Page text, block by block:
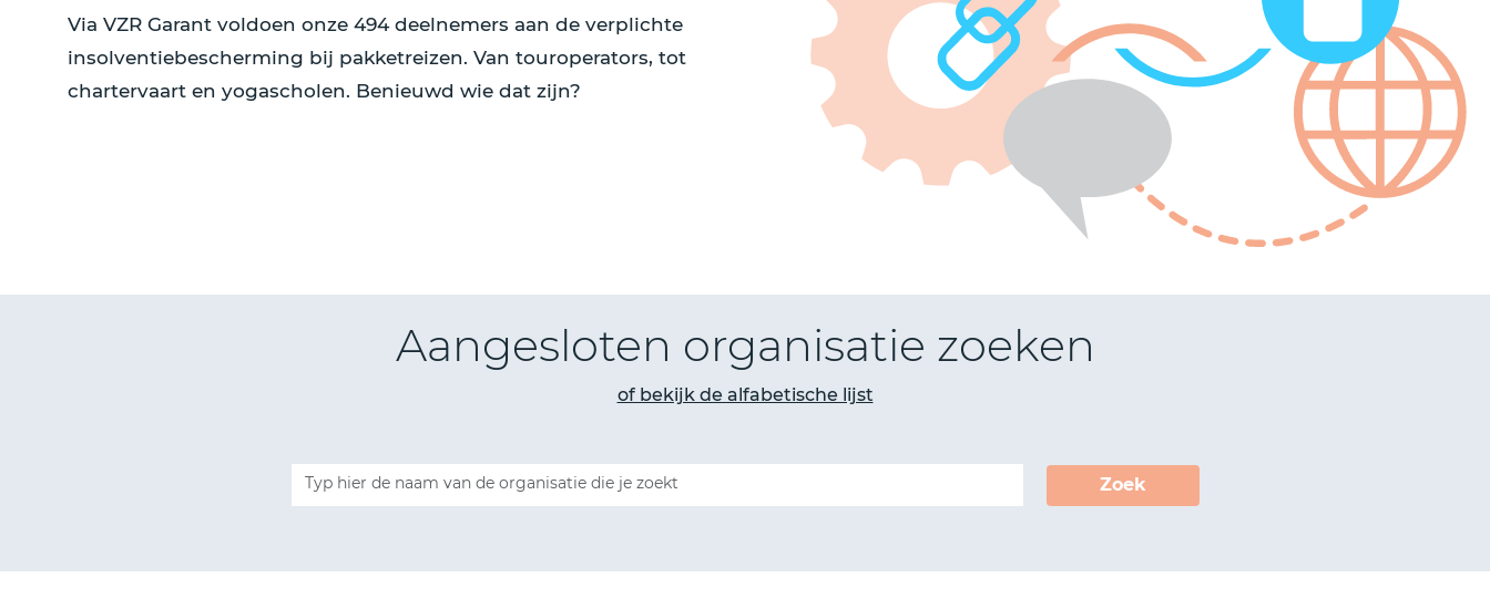
Via VZR Garant voldoen onze 494 deelnemers aan de verplichte
insolventiebescherming bij pakketreizen. Van touroperators, tot
chartervaart en yogascholen. Benieuwd wie dat zijn?
Aangesloten organisatie zoeken
of bekijk de alfabetische lijst
Zoek